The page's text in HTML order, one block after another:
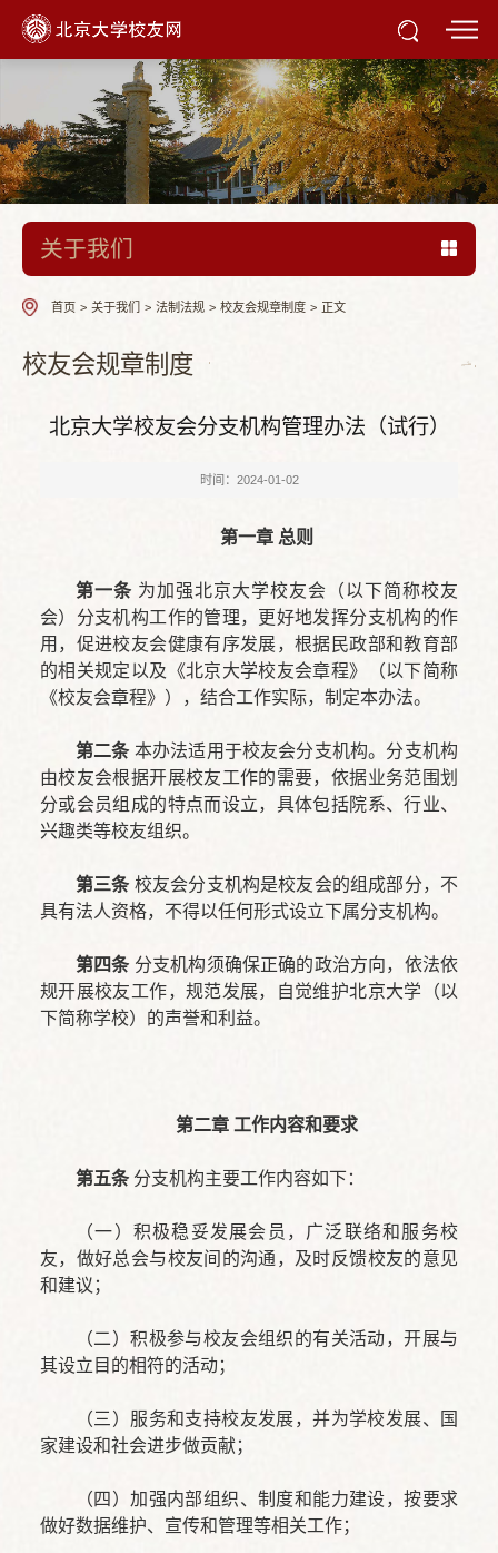
关于我们
首页 > 关于我们 > 法制法规 > 校友会规章制度 > 正文
校友会规章制度
北京大学校友会分支机构管理办法（试行）
时间：2024-01-02
第一章 总则
第一条 为加强北京大学校友会（以下简称校友
会）分支机构工作的管理，更好地发挥分支机构的作
用，促进校友会健康有序发展，根据民政部和教育部
的相关规定以及《北京大学校友会章程》（以下简称
《校友会章程》），结合工作实际，制定本办法。
第二条本办法适用于校友会分支机构。分支机构
由校友会根据开展校友工作的需要，依据业务范围划
分或会员组成的特点而设立，具体包括院系、行业、
兴趣类等校友组织。
第三条校友会分支机构是校友会的组成部分，不
具有法人资格，不得以任何形式设立下属分支机构。
第四条分支机构须确保正确的政治方向，依法依
规开展校友工作，规范发展，自觉维护北京大学（以
下简称学校）的声誉和利益。
第二章 工作内容和要求
第五条分支机构主要工作内容如下：
（一）积极稳妥发展会员，广泛联络和服务校
友，做好总会与校友间的沟通，及时反馈校友的意见
和建议；
（二）积极参与校友会组织的有关活动，开展与
其设立目的相符的活动；
（三）服务和支持校友发展，并为学校发展、国
家建设和社会进步做贡献；
（四）加强内部组织、制度和能力建设，按要求
做好数据维护、宣传和管理等相关工作；